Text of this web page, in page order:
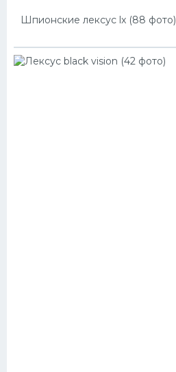
Шпионские лексус lx (88 фото)